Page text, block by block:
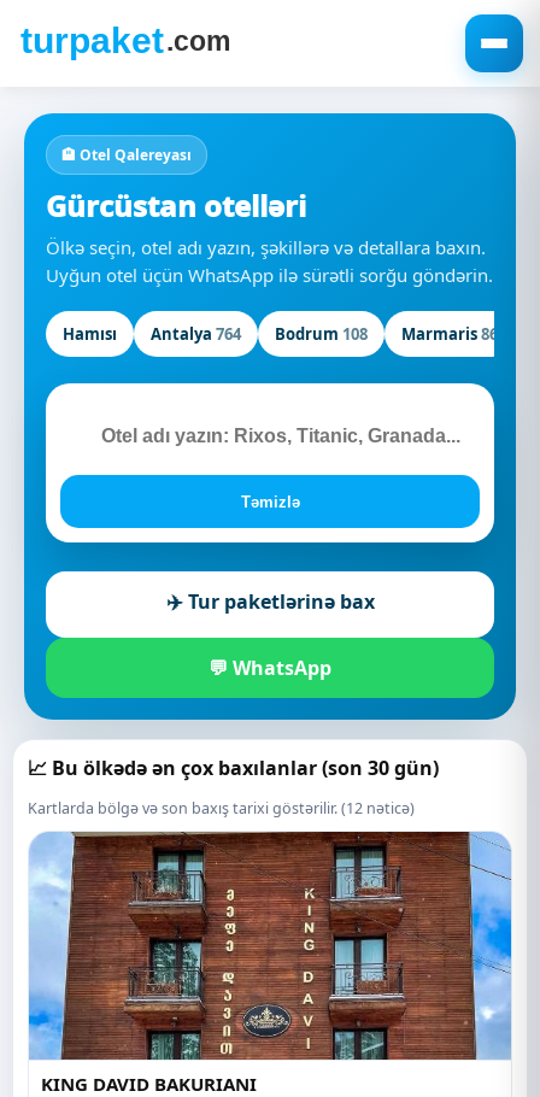
🏨 Otel Qalereyası
Gürcüstan otelləri
Ölkə seçin, otel adı yazın, şəkillərə və detallara baxın.
Uyğun otel üçün WhatsApp ilə sürətli sorğu göndərin.
Hamısı Antalya 764 Bodrum 108 Marmaris86
Təmizlə
✈️ Tur paketlərinə bax
💬 WhatsApp
📈 Bu ölkədə ən çox baxılanlar (son 30 gün)
Kartlarda bölgə və son baxış tarixi göstərilir. (12 nəticə)
KING DAVID BAKURIANI